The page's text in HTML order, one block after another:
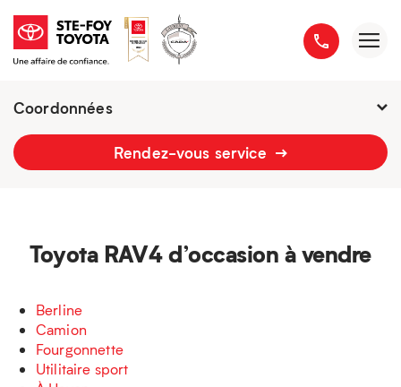
Coordonnées
Présentement ouvert jusqu'à 18h
Rendez-vous service
Toyota RAV4 d’occasion à vendre
Berline
Camion
Fourgonnette
Utilitaire sport